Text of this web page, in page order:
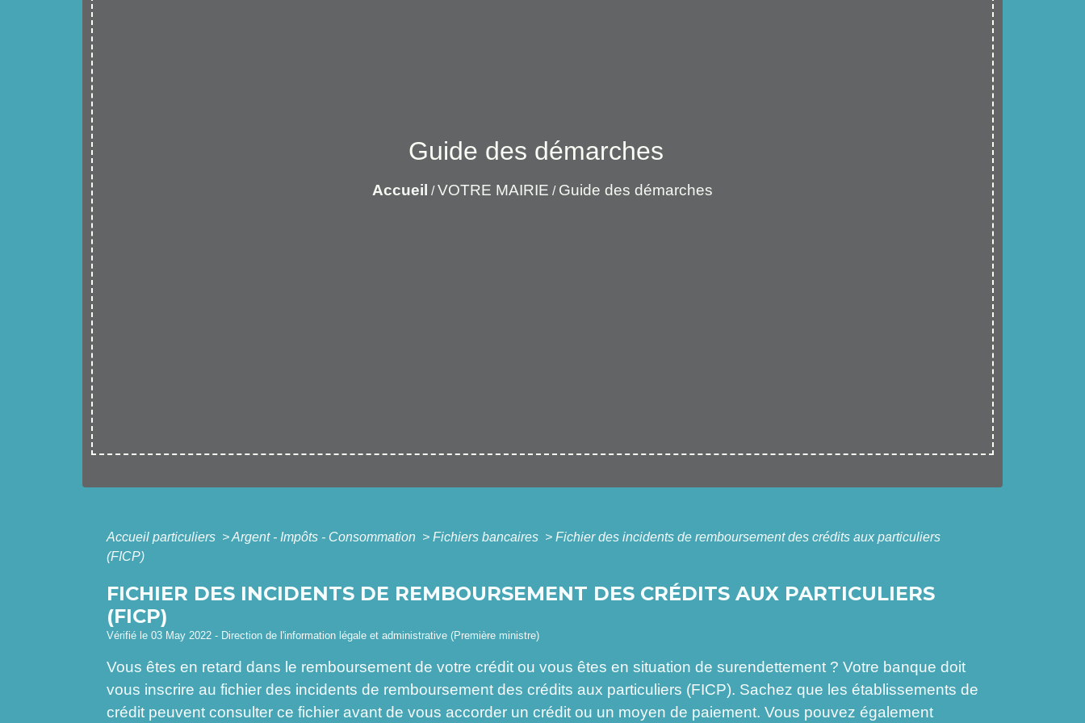
Guide des démarches
Accueil /VOTRE MAIRIE / Guide des démarches
Accueil particuliers >Argent - Impôts - Consommation > Fichiers bancaires > Fichier des incidents de remboursement des crédits aux particuliers
(FICP)
FICHIER DES INCIDENTS DE REMBOURSEMENT DES CRÉDITS AUX PARTICULIERS
(FICP)
Vérifié le 03 May 2022 - Direction de l'information légale et administrative (Première ministre)
Vous êtes en retard dans le remboursement de votre crédit ou vous êtes en situation de surendettement ? Votre banque doit
vous inscrire au fichier des incidents de remboursement des crédits aux particuliers (FICP). Sachez que les établissements de
crédit peuvent consulter ce fichier avant de vous accorder un crédit ou un moyen de paiement. Vous pouvez également